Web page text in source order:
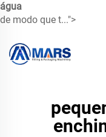
água
de modo que t...">